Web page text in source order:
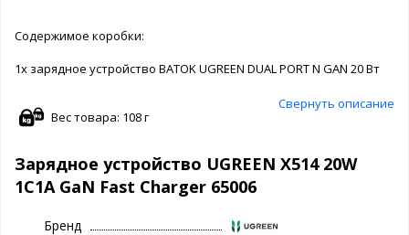
Содержимое коробки:
1x зарядное устройство BATOK UGREEN DUAL PORT N GAN 20 Вт
Свернуть описание
Вес товара: 108 г
Зарядное устройство UGREEN X514 20W
1C1A GaN Fast Charger 65006
Бренд